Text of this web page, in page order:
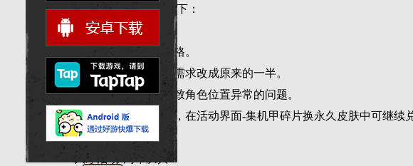
此次更新详细内容如下：
重要更新
1.载具储物箱降到12格。
2.通行证每个任务的需求改成原来的一半。
3.修复抛掷手雷时导致角色位置异常的问题。
4.机甲转盘兑换下架，在活动界面-集机甲碎片换永久皮肤中可继续
大厅活动·周年庆典